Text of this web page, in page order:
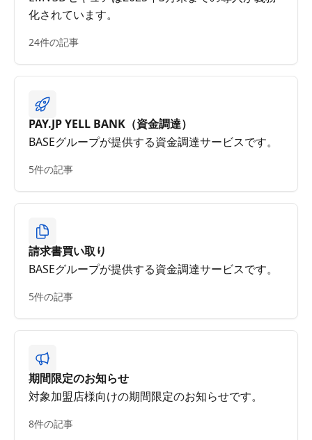
化されています。
24件の記事
PAY.JP YELL BANK（資金調達）
BASEグループが提供する資金調達サービスです。
5件の記事
請求書買い取り
BASEグループが提供する資金調達サービスです。
5件の記事
期間限定のお知らせ
対象加盟店様向けの期間限定のお知らせです。
8件の記事